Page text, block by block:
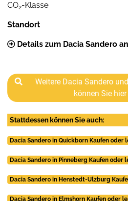
CO2-Klasse
Standort
Details zum Dacia Sandero
Weitere Dacia Sandero
können Sie
Stattdessen können Sie auch:
Dacia Sandero in Quickborn Kaufen oder
Dacia Sandero in Pinneberg Kaufen oder
Dacia Sandero in Henstedt-Ulzburg
Dacia Sandero in Elmshorn Kaufen oder